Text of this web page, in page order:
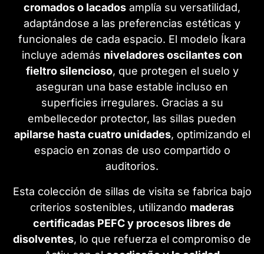
cromados o lacados amplía su versatilidad,
adaptándose a las preferencias estéticas y
funcionales de cada espacio. El modelo Íkara
incluye además niveladores oscilantes con
fieltro silencioso, que protegen el suelo y
aseguran una base estable incluso en
superficies irregulares. Gracias a su
embellecedor protector, las sillas pueden
apilarse hasta cuatro unidades, optimizando el
espacio en zonas de uso compartido o
auditorios.
Esta colección de sillas de visita se fabrica bajo
criterios sostenibles, utilizando maderas
certificadas PEFC y procesos libres de
disolventes, lo que refuerza el compromiso de